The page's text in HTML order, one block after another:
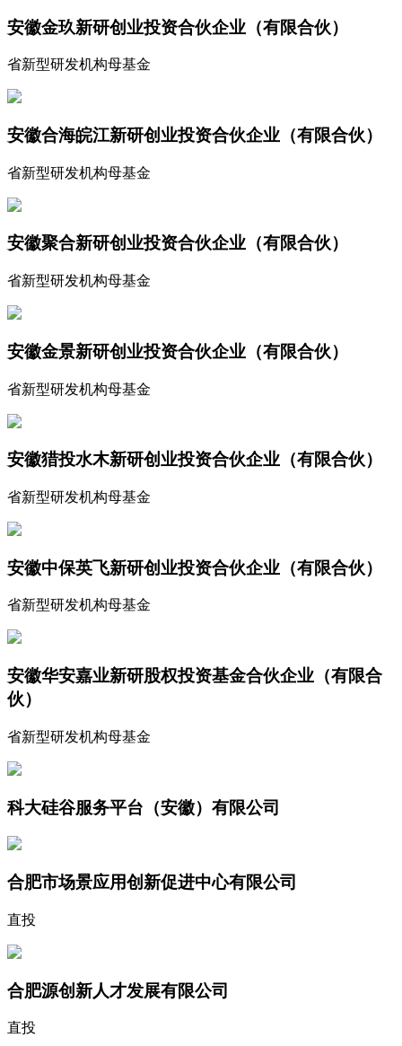
安徽金玖新研创业投资合伙企业（有限合伙）
省新型研发机构母基金
安徽合海皖江新研创业投资合伙企业（有限合伙）
省新型研发机构母基金
安徽聚合新研创业投资合伙企业（有限合伙）
省新型研发机构母基金
安徽金景新研创业投资合伙企业（有限合伙）
省新型研发机构母基金
安徽猎投水木新研创业投资合伙企业（有限合伙）
省新型研发机构母基金
安徽中保英飞新研创业投资合伙企业（有限合伙）
省新型研发机构母基金
安徽华安嘉业新研股权投资基金合伙企业（有限合
伙）
省新型研发机构母基金
科大硅谷服务平台（安徽）有限公司
合肥市场景应用创新促进中心有限公司
直投
合肥源创新人才发展有限公司
直投